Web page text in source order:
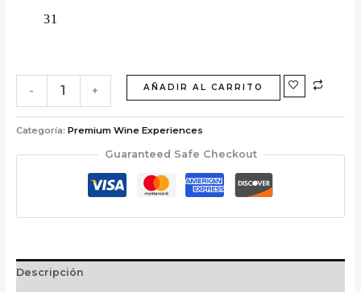
- + AÑADIR AL CARRITO
Categoría: Premium Wine Experiences
Guaranteed Safe Checkout
Descripción